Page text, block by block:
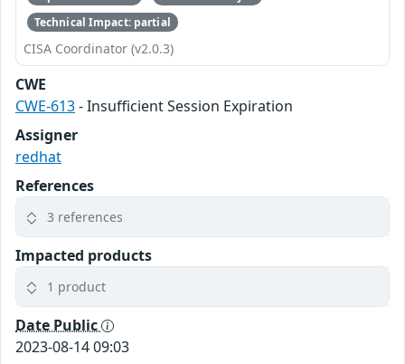
Technical Impact: partial
CISA Coordinator (v2.0.3)
CWE
CWE-613- Insufficient Session Expiration
Assigner
redhat
References
3 references
Impacted products
1 product
Date Public
2023-08-14 09:03